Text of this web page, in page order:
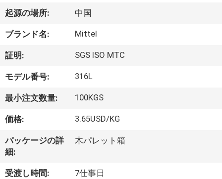
ロ
ダ
ク
ト
達
に
つ
起源の場所: 中国
ブランド名: Mittel
証明: SGS ISO MTC
モデル番号: 316L
最小注文数量: 100KGS
価格: 3.65USD/KG
パッケージの詳
細:
木パレット箱
受渡し時間: 7仕事日